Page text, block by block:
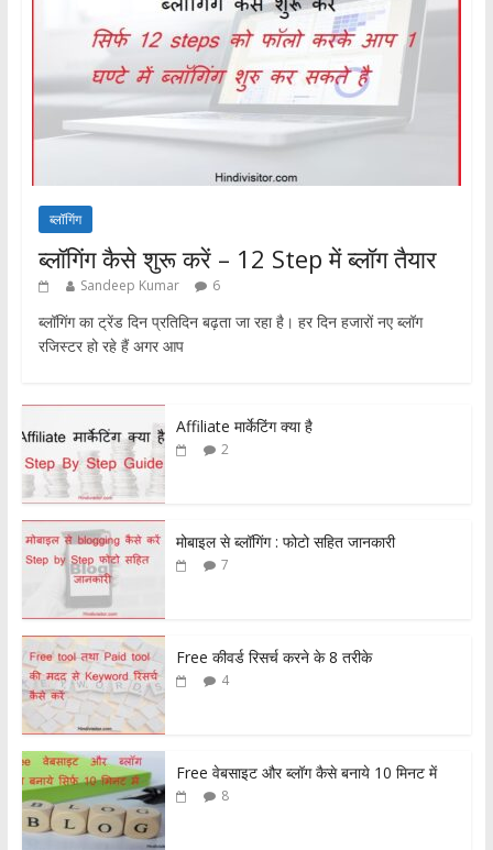
ब्लॉगिंग
ब्लॉगिंग कैसे शुरू करें – 12 Step में ब्लॉग तैयार
Sandeep Kumar 6
ब्लॉगिंग का ट्रेंड दिन प्रतिदिन बढ़ता जा रहा है। हर दिन हजारों नए ब्लॉग
रजिस्टर हो रहे हैं अगर आप
Affiliate मार्केटिंग क्या है
2
मोबाइल से ब्लॉगिंग : फोटो सहित जानकारी
7
Free कीवर्ड रिसर्च करने के 8 तरीके
4
Free वेबसाइट और ब्लॉग कैसे बनाये 10 मिनट में
8